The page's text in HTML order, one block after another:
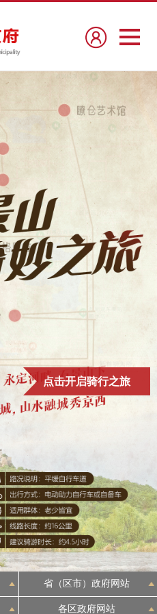
点击开启骑行之旅
省（区市）政府网站
各区政府网站